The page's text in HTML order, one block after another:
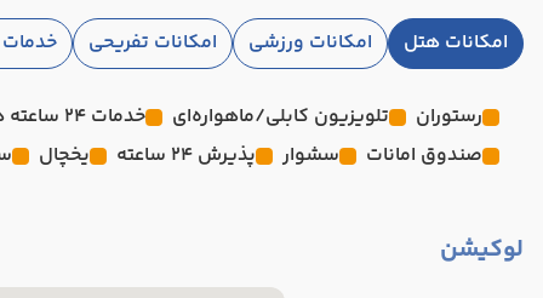
امکانات هتل امکانات ورزشی امکانات تفریحی خدمات
رستوران تلویزیون کابلی/ماهواره‌ای خدمات 24 ساعته در اتاق
صندوق امانات
سشوار پذیرش 24 ساعته یخچال
لوکیشن